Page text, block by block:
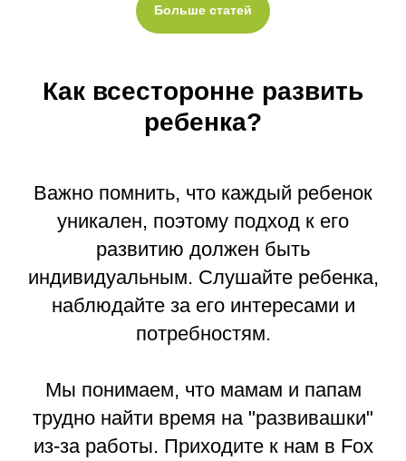
Больше статей
Как всесторонне развить
ребенка?
Важно помнить, что каждый ребенок
уникален, поэтому подход к его
развитию должен быть
индивидуальным. Слушайте ребенка,
наблюдайте за его интересами и
потребностям.
Мы понимаем, что мамам и папам
трудно найти время на "развивашки"
из-за работы. Приходите к нам в Fox